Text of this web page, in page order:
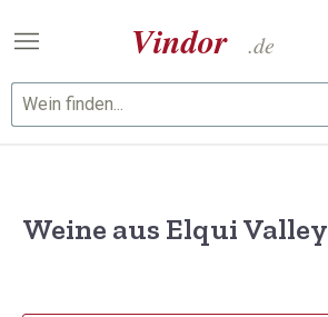
Zum Hauptinhalt springen
Weine aus Elqui Valley